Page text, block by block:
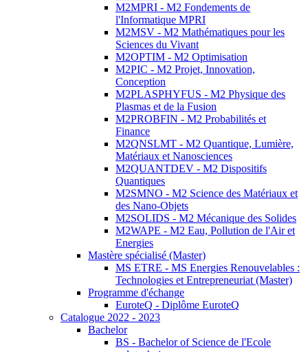
M2MPRI - M2 Fondements de
l'Informatique MPRI
M2MSV - M2 Mathématiques pour les
Sciences du Vivant
M2OPTIM - M2 Optimisation
M2PIC - M2 Projet, Innovation,
Conception
M2PLASPHYFUS - M2 Physique des
Plasmas et de la Fusion
M2PROBFIN - M2 Probabilités et
Finance
M2QNSLMT - M2 Quantique, Lumière,
Matériaux et Nanosciences
M2QUANTDEV - M2 Dispositifs
Quantiques
M2SMNO - M2 Science des Matériaux et
des Nano-Objets
M2SOLIDS - M2 Mécanique des Solides
M2WAPE - M2 Eau, Pollution de l'Air et
Energies
Mastère spécialisé (Master)
MS ETRE - MS Energies Renouvelables :
Technologies et Entrepreneuriat (Master)
Programme d'échange
EuroteQ - Diplôme EuroteQ
Catalogue 2022 - 2023
Bachelor
BS - Bachelor of Science de l'Ecole